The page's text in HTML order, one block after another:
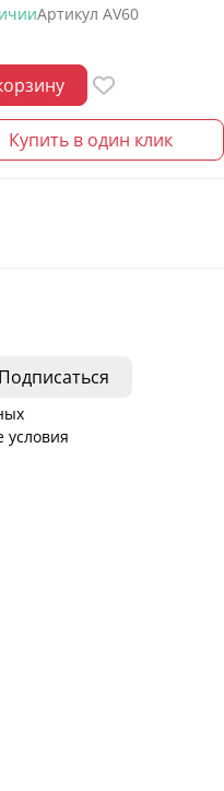
Артикул AV60
Купить в один клик